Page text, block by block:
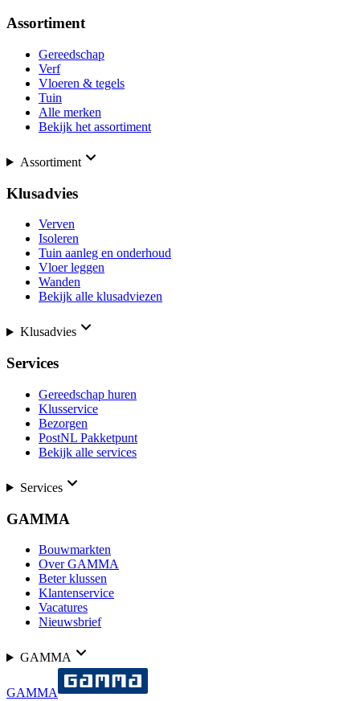
Assortiment
Gereedschap
Verf
Vloeren & tegels
Tuin
Alle merken
Bekijk het assortiment
Assortiment
Klusadvies
Verven
Isoleren
Tuin aanleg en onderhoud
Vloer leggen
Wanden
Bekijk alle klusadviezen
Klusadvies
Services
Gereedschap huren
Klusservice
Bezorgen
PostNL Pakketpunt
Bekijk alle services
Services
GAMMA
Bouwmarkten
Over GAMMA
Beter klussen
Klantenservice
Vacatures
Nieuwsbrief
GAMMA
GAMMA